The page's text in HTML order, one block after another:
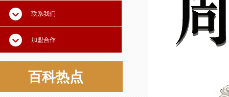
联系我们
加盟合作
百科热点